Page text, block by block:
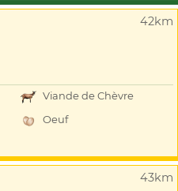
42km
Viande de Chèvre
Oeuf
43km